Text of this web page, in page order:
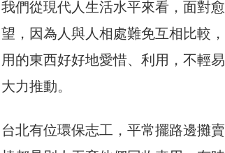
我們從現代人生活水平來看，面對
望，因為人與人相處難免互相比較
用的東西好好地愛惜、利用，不輕
大力推動。
台北有位環保志工，平常擺路邊攤